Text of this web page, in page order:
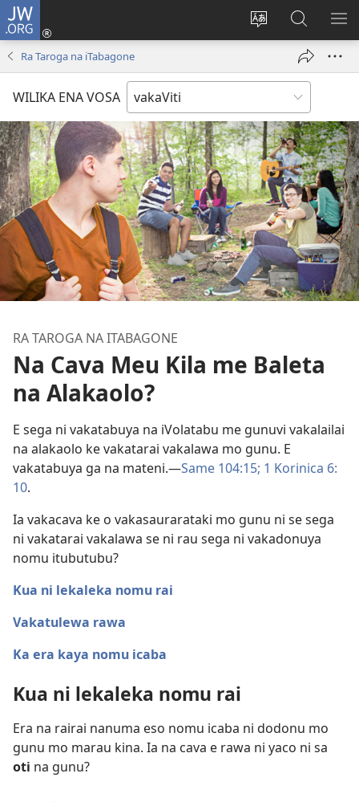
JW.ORG
Veisautaka
Dolava
(opens
Vaqara
ena
JW.ORG
Ra Taroga na iTabagone
WILIKA ENA VOSA
RA TAROGA NA ITABAGONE
Na Cava Meu Kila me Baleta
na Alakaolo?
E sega ni vakatabuya na iVolatabu me gunuvi vakalailai
na alakaolo ke vakatarai vakalawa mo gunu. E
vakatabuya ga na mateni.​—Same 104:15; 1 Korinica 6:​
10.
Ia vakacava ke o vakasaurarataki mo gunu ni se sega
ni vakatarai vakalawa se ni rau sega ni vakadonuya
nomu itubutubu?
Kua ni lekaleka nomu rai
Vakatulewa rawa
Ka era kaya nomu icaba
Kua ni lekaleka nomu rai
Era na rairai nanuma eso nomu icaba ni dodonu mo
gunu mo marau kina. Ia na cava e rawa ni yaco ni sa
oti na gunu?